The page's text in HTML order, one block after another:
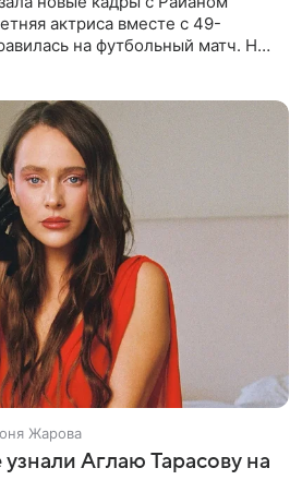
актриса вместе с 49-
на футбольный матч. На
Жарова
Аглаю Тарасову на